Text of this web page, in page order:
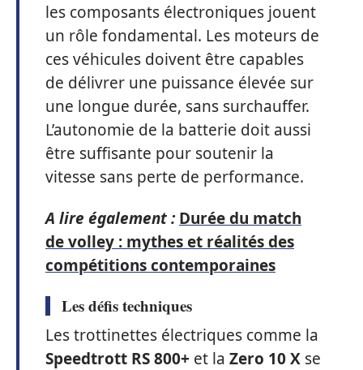
les composants électroniques jouent
un rôle fondamental. Les moteurs de
ces véhicules doivent être capables
de délivrer une puissance élevée sur
une longue durée, sans surchauffer.
L’autonomie de la batterie doit aussi
être suffisante pour soutenir la
vitesse sans perte de performance.
A lire également : Durée du match
de volley : mythes et réalités des
compétitions contemporaines
Les défis techniques
Les trottinettes électriques comme la
Speedtrott RS 800+ et la Zero 10 X se